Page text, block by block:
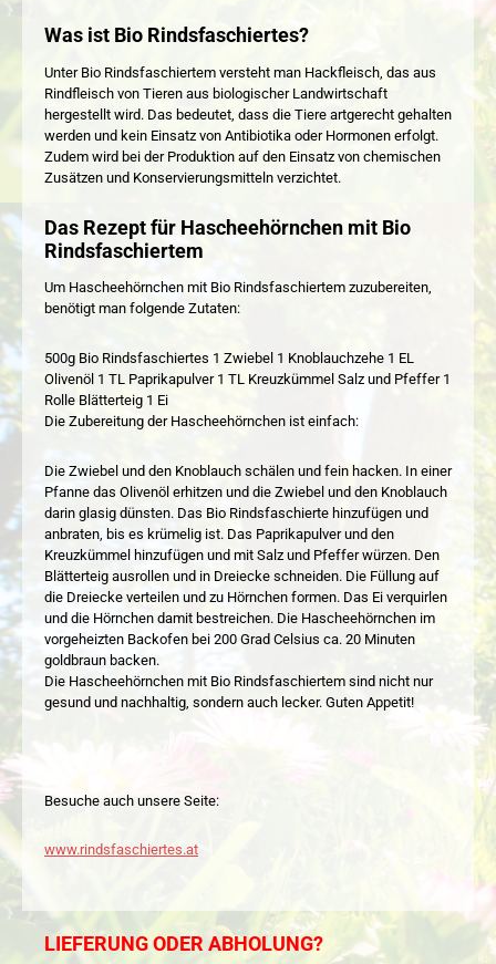
Was ist Bio Rindsfaschiertes?
Unter Bio Rindsfaschiertem versteht man Hackfleisch, das aus
Rindfleisch von Tieren aus biologischer Landwirtschaft
hergestellt wird. Das bedeutet, dass die Tiere artgerecht gehalten
werden und kein Einsatz von Antibiotika oder Hormonen erfolgt.
Zudem wird bei der Produktion auf den Einsatz von chemischen
Zusätzen und Konservierungsmitteln verzichtet.
Das Rezept für Hascheehörnchen mit Bio
Rindsfaschiertem
Um Hascheehörnchen mit Bio Rindsfaschiertem zuzubereiten,
benötigt man folgende Zutaten:
500g Bio Rindsfaschiertes 1 Zwiebel 1 Knoblauchzehe 1 EL
Olivenöl 1 TL Paprikapulver 1 TL Kreuzkümmel Salz und Pfeffer 1
Rolle Blätterteig 1 Ei
Die Zubereitung der Hascheehörnchen ist einfach:
Die Zwiebel und den Knoblauch schälen und fein hacken. In einer
Pfanne das Olivenöl erhitzen und die Zwiebel und den Knoblauch
darin glasig dünsten. Das Bio Rindsfaschierte hinzufügen und
anbraten, bis es krümelig ist. Das Paprikapulver und den
Kreuzkümmel hinzufügen und mit Salz und Pfeffer würzen. Den
Blätterteig ausrollen und in Dreiecke schneiden. Die Füllung auf
die Dreiecke verteilen und zu Hörnchen formen. Das Ei verquirlen
und die Hörnchen damit bestreichen. Die Hascheehörnchen im
vorgeheizten Backofen bei 200 Grad Celsius ca. 20 Minuten
goldbraun backen.
Die Hascheehörnchen mit Bio Rindsfaschiertem sind nicht nur
gesund und nachhaltig, sondern auch lecker. Guten Appetit!
Besuche auch unsere Seite:
www.rindsfaschiertes.at
LIEFERUNG ODER ABHOLUNG?